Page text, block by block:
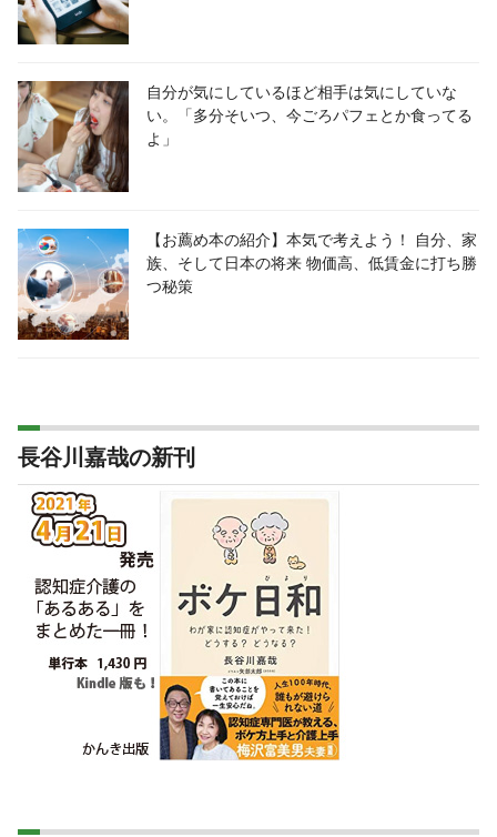
自分が気にしているほど相手は気にしていな
い。「多分そいつ、今ごろパフェとか食ってる
よ」
【お薦め本の紹介】本気で考えよう！ 自分、家
族、そして日本の将来 物価高、低賃金に打ち勝
つ秘策
長谷川嘉哉の新刊